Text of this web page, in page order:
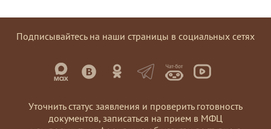
Подписывайтесь на наши страницы в социальных сетях
Уточнить статус заявления и проверить готовность
документов, записаться на прием в МФЦ